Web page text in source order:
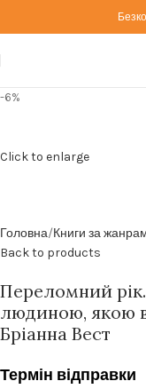
-6%
Click to enlarge
Головна Книги за
Back to products
Переломний
людиною, якою
Бріанна Вест
Термін відправки